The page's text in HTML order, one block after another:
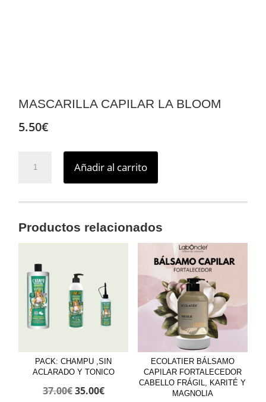
MASCARILLA CAPILAR LA BLOOM
5.50€
capilar
Añadir al carrito
Productos relacionados
PACK: CHAMPU ,SIN
ACLARADO Y TONICO
37.00€El
35.00€El
ECOLATIER BÁLSAMO
CAPILAR FORTALECEDOR
CABELLO FRÁGIL, KARITÉ Y
MAGNOLIA